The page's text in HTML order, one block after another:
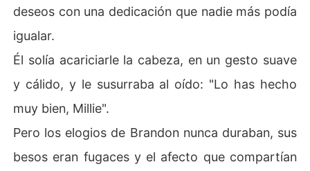
deseos con una dedicación que nadie más podía
igualar.
Él solía acariciarle la cabeza, en un gesto suave
y cálido, y le susurraba al oído: "Lo has hecho
muy bien, Millie".
Pero los elogios de Brandon nunca duraban, sus
besos eran fugaces y el afecto que compartían